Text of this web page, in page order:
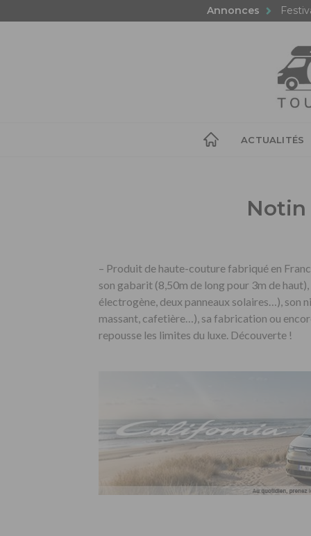
Annonces
ACTUALITÉS
Notin
– Produit de haute-couture fabriqué en
son gabarit (8,50m de long pour 3m de
électrogène, deux panneaux solaires…), son
massant, cafetière…), sa fabrication ou
repousse les limites du luxe. Découverte !